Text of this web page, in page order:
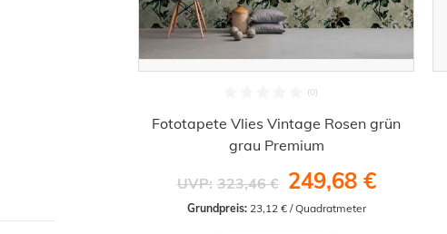
Fototapete Vlies Vintage Rosen grün
grau Premium
UVP: 323,46 € 249,68 €
Grundpreis: 23,12 € / Quadratmeter